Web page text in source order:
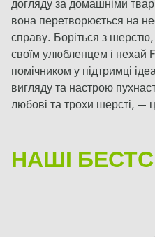
догляду за домашніми
вона перетворюється на
справу. Боріться з шерстю,
своїм улюбленцем і нехай
помічником у підтримці
вигляду та настрою
любові та трохи шерсті, —
НАШІ